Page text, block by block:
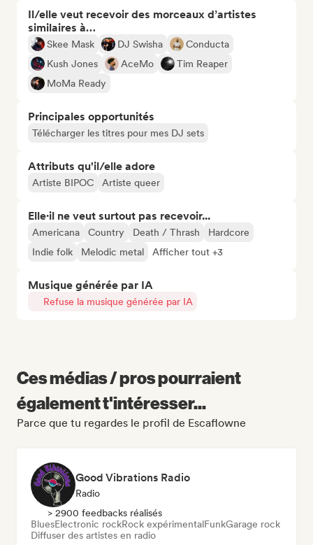
Il/elle veut recevoir des morceaux d’artistes
similaires à…
Skee Mask DJ Swisha
Conducta
Kush Jones
AceMo
Tim Reaper
MoMa Ready
Principales opportunités
Télécharger les titres pour mes DJ sets
Attributs qu'il/elle adore
Artiste BIPOC Artiste queer
Elle·il ne veut surtout pas recevoir...
Americana Country Death / Thrash
Hardcore
Indie folk
Melodic metal Afficher tout +3
Musique générée par IA
Refuse la musique générée par IA
Ces médias / pros pourraient
également t'intéresser...
Parce que tu regardes le profil de Escaflowne
Good Vibrations Radio
Radio
> 2900 feedbacks réalisés
BluesElectronic rockRock expérimentalFunkGarage rock
Diffuser des artistes en radio